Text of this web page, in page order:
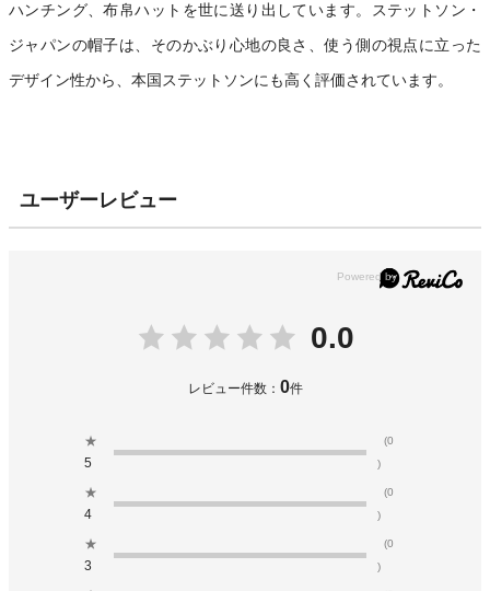
ハンチング、布帛ハットを世に送り出しています。ステットソン・
ジャパンの帽子は、そのかぶり心地の良さ、使う側の視点に立った
デザイン性から、本国ステットソンにも高く評価されています。
ユーザーレビュー
0.0
レビュー件数： 0件
★
5
(0
)
★
4
(0
)
★
3
(0
)